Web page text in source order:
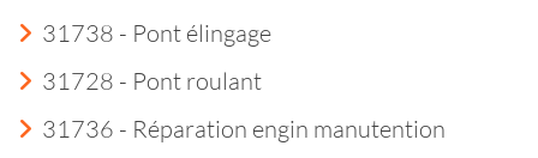
31738 - Pont élingage
31728 - Pont roulant
31736 - Réparation engin manutention